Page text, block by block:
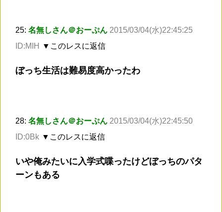
25: 名無しさん＠おーぷん 2015/03/04(水)22:45:25
ID:MIH
▼このレスに返信
ぼっち生活は難易度高かったわ
28: 名無しさん＠おーぷん 2015/03/04(水)22:45:50
ID:0Bk ▼このレスに返信
いや俺みたいに入学式喋ったけどぼっちのパタ
ーンもある